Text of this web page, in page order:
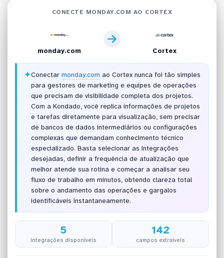
CONECTE MONDAY.COM AO CORTEX
monday.com Cortex
✦Conectar monday.com ao Cortex nunca foi tão simples
para gestores de marketing e equipes de operações
que precisam de visibilidade completa dos projetos.
Com a Kondado, você replica informações de projetos
e tarefas diretamente para visualização, sem precisar
de bancos de dados intermediários ou configurações
complexas que demandam conhecimento técnico
especializado. Basta selecionar as integrações
desejadas, definir a frequência de atualização que
melhor atende sua rotina e começar a analisar seu
fluxo de trabalho em minutos, obtendo clareza total
sobre o andamento das operações e gargalos
identificáveis instantaneamente.
5
integrações disponíveis
142
campos extraíveis